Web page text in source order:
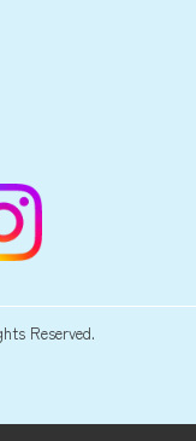
Reserved.